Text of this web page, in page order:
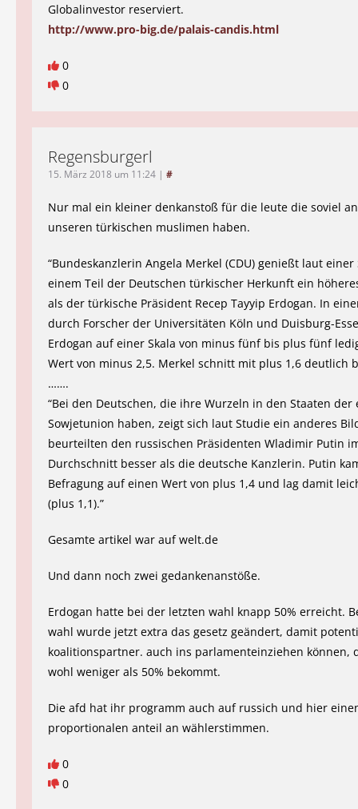
Globalinvestor reserviert.
http://www.pro-big.de/palais-candis.html
0
0
Regensburgerl
15. März 2018 um 11:24 | #
Nur mal ein kleiner denkanstoß für die leute die soviel
unseren türkischen muslimen haben.
“Bundeskanzlerin Angela Merkel (CDU) genießt laut
einem Teil der Deutschen türkischer Herkunft ein
als der türkische Präsident Recep Tayyip Erdogan. In
durch Forscher der Universitäten Köln und Duisburg-
Erdogan auf einer Skala von minus fünf bis plus fünf
Wert von minus 2,5. Merkel schnitt mit plus 1,6 deutlich
…….
“Bei den Deutschen, die ihre Wurzeln in den Staaten der
Sowjetunion haben, zeigt sich laut Studie ein anderes
beurteilten den russischen Präsidenten Wladimir Putin
Durchschnitt besser als die deutsche Kanzlerin. Putin
Befragung auf einen Wert von plus 1,4 und lag damit
(plus 1,1).”
Gesamte artikel war auf welt.de
Und dann noch zwei gedankenanstöße.
Erdogan hatte bei der letzten wahl knapp 50% erreicht.
wahl wurde jetzt extra das gesetz geändert, damit
koalitionspartner. auch ins parlamenteinziehen können,
wohl weniger als 50% bekommt.
Die afd hat ihr programm auch auf russich und hier
proportionalen anteil an wählerstimmen.
0
0